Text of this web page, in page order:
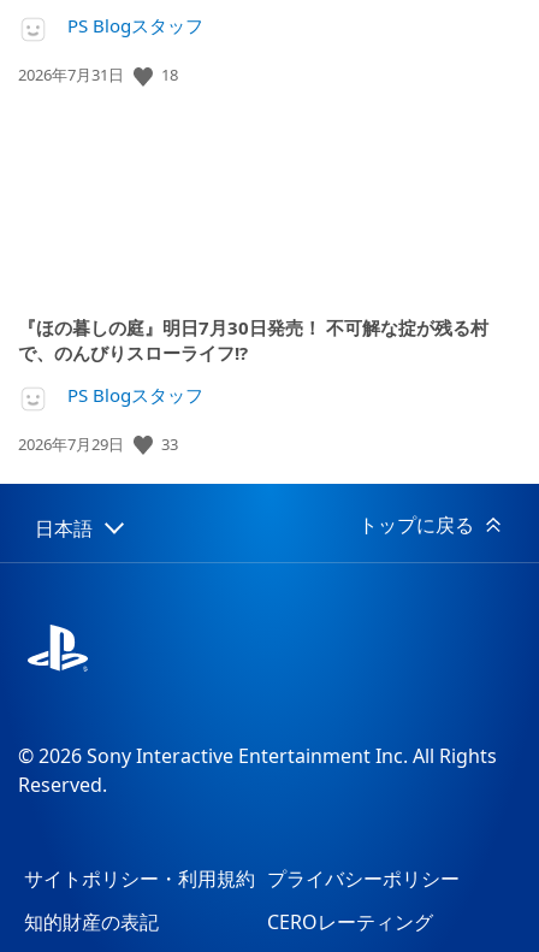
PS Blogスタッフ
公
2026年7月31日 18
『ほの暮しの庭』明日7月30日発売！ 不可解な掟が残る村
で、のんびりスローライフ!?
PS Blogスタッフ
公
日:
2026年7月29日 33
Select
Current
日本語 トップに戻る
© 2026 Sony Interactive Entertainment Inc. All Rights
Reserved.
サイトポリシー・利用規約 プライバシーポリシー
知的財産の表記
CEROレーティング